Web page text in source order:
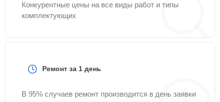
Конкурентные цены на все виды работ и типы
комплектующих
Ремонт за 1 день
В 95% случаев ремонт производится в день заявки